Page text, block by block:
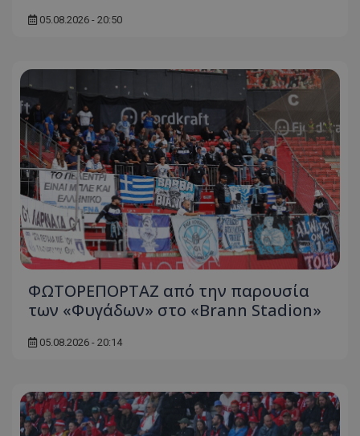
05.08.2026 - 20:50
ΦΩΤΟΡΕΠΟΡΤΑΖ από την παρουσία
των «Φυγάδων» στο «Brann Stadion»
05.08.2026 - 20:14